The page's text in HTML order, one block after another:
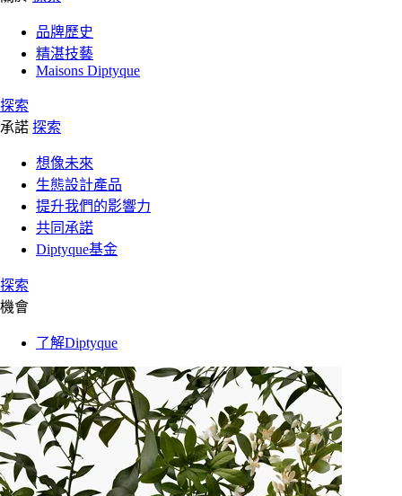
品牌歷史
精湛技藝
Maisons Diptyque
探索
承諾 探索
想像未來
生態設計產品
提升我們的影響力
共同承諾
Diptyque基金
探索
機會
了解Diptyque